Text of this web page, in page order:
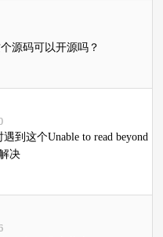
个源码可以开源吗？
到这个Unable to read beyond
决